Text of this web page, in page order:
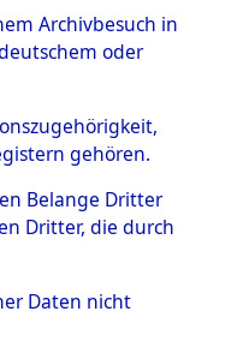
Orten
Archivbesuch in
oder
gehören.
Belange Dritter
Dritter, die durch
Daten nicht